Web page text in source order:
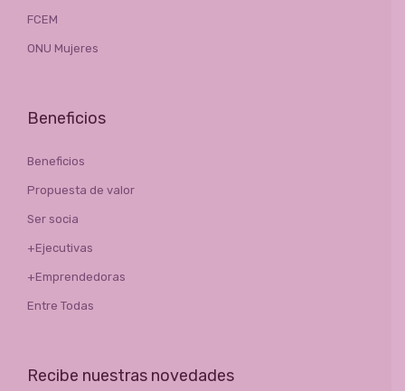
FCEM
ONU Mujeres
Beneficios
Beneficios
Propuesta de valor
Ser socia
+Ejecutivas
+Emprendedoras
Entre Todas
Recibe nuestras novedades